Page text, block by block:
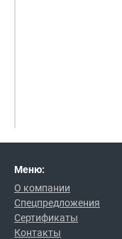
Меню:
О компании
Спецпредложения
Сертификаты
Контакты